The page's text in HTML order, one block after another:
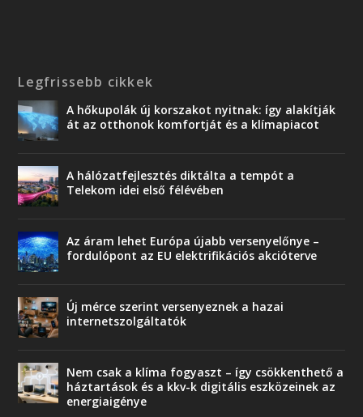
Legfrissebb cikkek
A hőkupolák új korszakot nyitnak: így alakítják
át az otthonok komfortját és a klímapiacot
A hálózatfejlesztés diktálta a tempót a
Telekom idei első félévében
Az áram lehet Európa újabb versenyelőnye –
fordulópont az EU elektrifikációs akcióterve
Új mérce szerint versenyeznek a hazai
internetszolgáltatók
Nem csak a klíma fogyaszt – így csökkenthető a
háztartások és a kkv-k digitális eszközeinek az
energiaigénye